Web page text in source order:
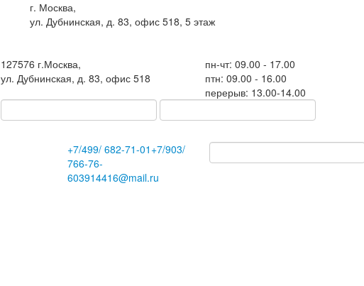
г. Москва,
ул. Дубнинская, д. 83, офис 518, 5 этаж
127576 г.Москва,
ул. Дубнинская, д. 83, офис 518
пн-чт: 09.00 - 17.00
птн: 09.00 - 16.00
перерыв: 13.00-14.00
+7/499/ 682-71-01 +7/903/
766-76-
603914416@mail.ru